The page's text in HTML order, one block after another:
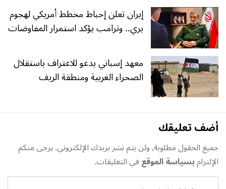
إيران تعلن إحباط مخطط أمريكي لهجوم
بري.. وترامب يؤكد استمرار المفاوضات
معهد إسباني يدعو للاعتراف باستقلال
الصحراء الغربية ومنطقة الريف
أضف تعليقك
جميع الحقول مطلوبة, ولن يتم نشر بريدك الإلكتروني. يرجى منكم
الإلتزامبسياسة الموقعفي التعليقات.